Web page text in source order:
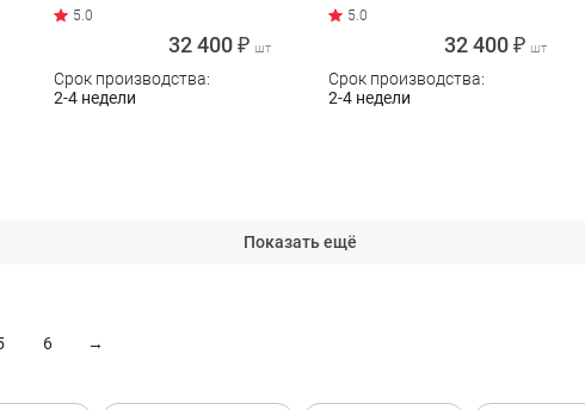
32 400 ₽ шт
Срок производства:
2-4 недели
32 400 ₽ шт
Срок производства:
2-4 недели
Показать ещё
6 →